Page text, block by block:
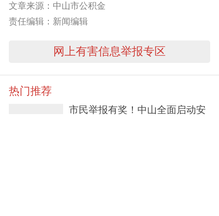
文章来源：中山市公积金
责任编辑：新闻编辑
网上有害信息举报专区
热门推荐
市民举报有奖！中山全面启动安